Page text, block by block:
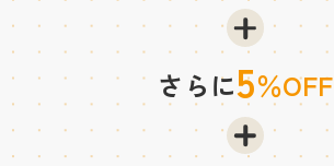
さらに5％OFF